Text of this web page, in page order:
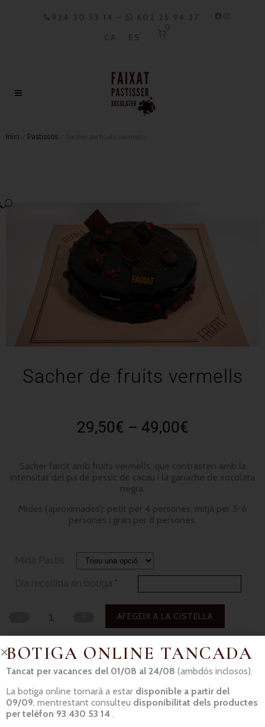
934 30 53 14 –
602 25 94 37
CA
ES
0
Inici Pastissos
Sacher de fruits vermells
29,50€ – 49,00€
Sacher farcit amb fruits vermells, que contrasten amb la
intensitat del pa de pessic de cacau i la ganache de xocolata
negra.
Mides (aproximades): petit per 4 persones, mitjà per 5-6
persones i gran per 8 persones.
Mida Pastís
Dia recollida en botiga *
AFEGEIX A LA CISTELLA
BOTIGA ONLINE TANCADA
Tancat per vacances del 01/08 al 24/08 (ambdós inclosos).
La botiga online tornarà a estar disponible a partir del
09/09, mentrestant consulteu disponibilitat dels productes
per telèfon 93 430 53 14 .